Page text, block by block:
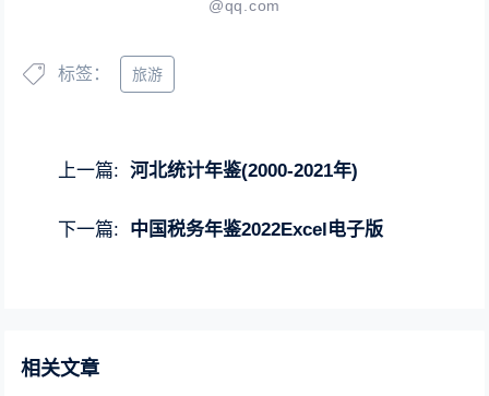
@qq.com
标签： 旅游
上一篇: 河北统计年鉴(2000-2021年)
下一篇: 中国税务年鉴2022Excel电子版
相关文章